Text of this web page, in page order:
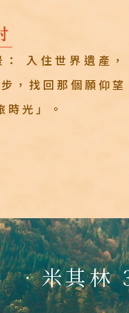
入住世界遺產，
，找回那個願仰望
光」。
林 3 星景
．米其林
． 10-11